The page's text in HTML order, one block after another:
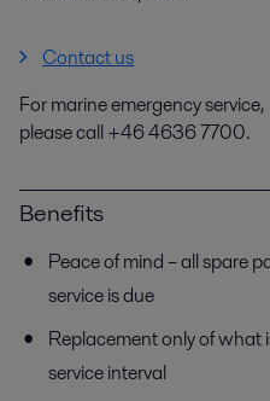
Contact us
For marine emergency service,
please call +46 4636 7700.
Benefits
Peace of mind – all spare
service is due
Replacement only of what
service interval